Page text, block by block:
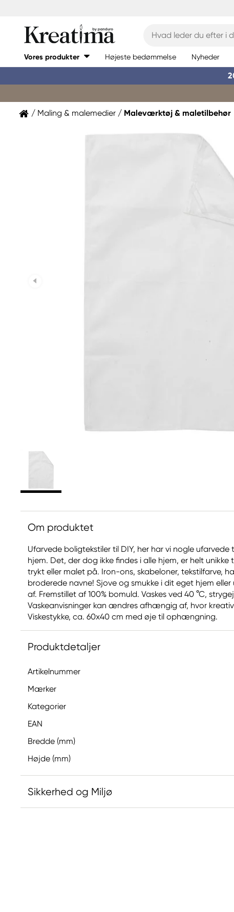
Vores produkter Højeste bedømmelse Nyheder
Maling & malemedier Maleværktøj & maletilbehør
Om produktet
Ufarvede boligtekstiler til DIY, her har vi nogle ufarvede
hjem. Det, der dog ikke findes i alle hjem, er helt unikke
trykt eller malet på. Iron-ons, skabeloner, tekstilfarve,
broderede navne! Sjove og smukke i dit eget hjem
af. Fremstillet af 100% bomuld. Vaskes ved 40 °C,
Vaskeanvisninger kan ændres afhængig af, hvor
Viskestykke, ca. 60x40 cm med øje til ophængning.
Produktdetaljer
Artikelnummer
Mærker
Kategorier
EAN
Bredde (mm)
Højde (mm)
Sikkerhed og Miljø